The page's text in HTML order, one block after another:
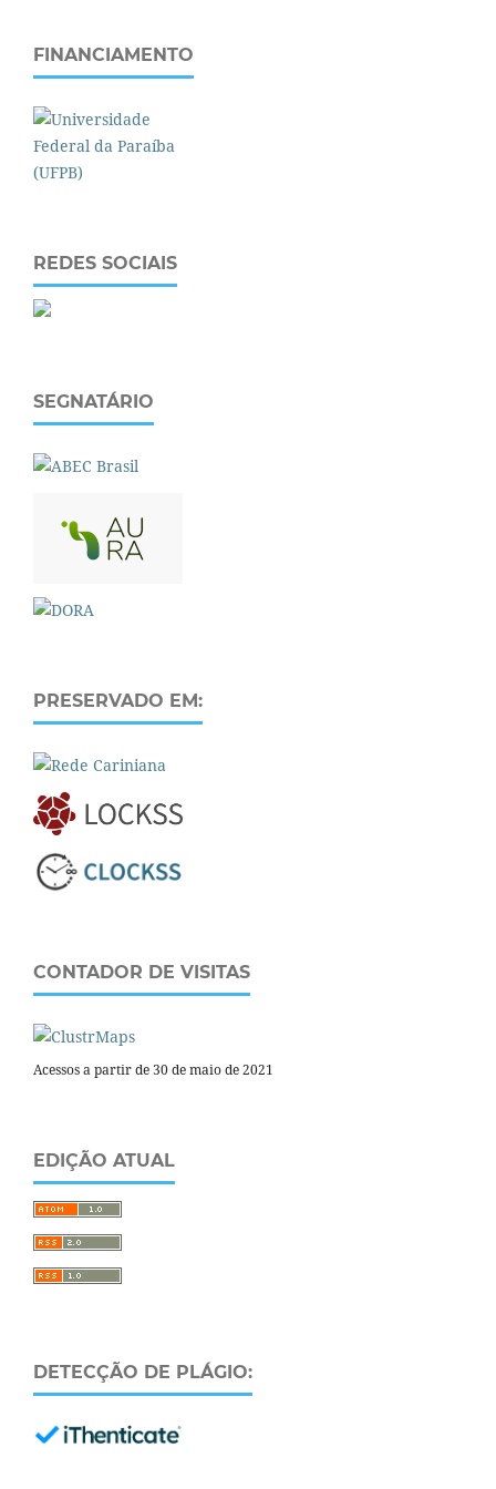
FINANCIAMENTO
REDES SOCIAIS
SEGNATÁRIO
PRESERVADO EM:
CONTADOR DE VISITAS
Acessos a partir de 30 de maio de 2021
EDIÇÃO ATUAL
DETECÇÃO DE PLÁGIO: